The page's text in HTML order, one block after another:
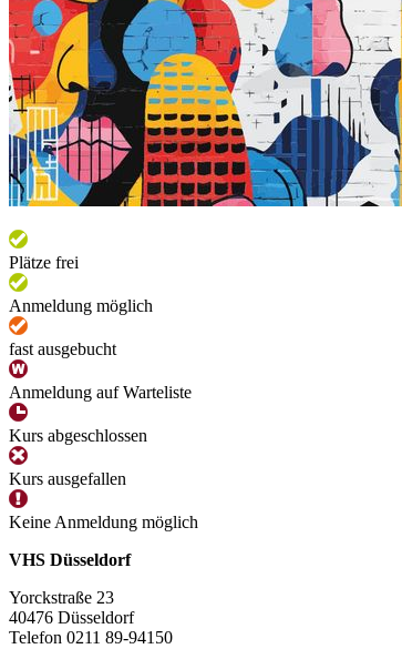
Plätze frei
Anmeldung möglich
fast ausgebucht
Anmeldung auf Warteliste
Kurs abgeschlossen
Kurs ausgefallen
Keine Anmeldung möglich
VHS Düsseldorf
Yorckstraße 23
40476 Düsseldorf
Telefon 0211 89-94150